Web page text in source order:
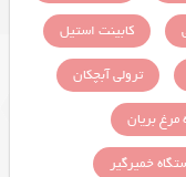
کابینت استیل
ترولی آبچکان
مرغ بریان
خمیرگیر